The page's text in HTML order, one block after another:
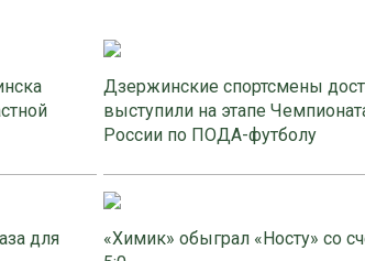
Дзержинские спортсмены
выступили на этапе
России по ПОДА-футболу
для
«Химик» обыграл «Носту» со